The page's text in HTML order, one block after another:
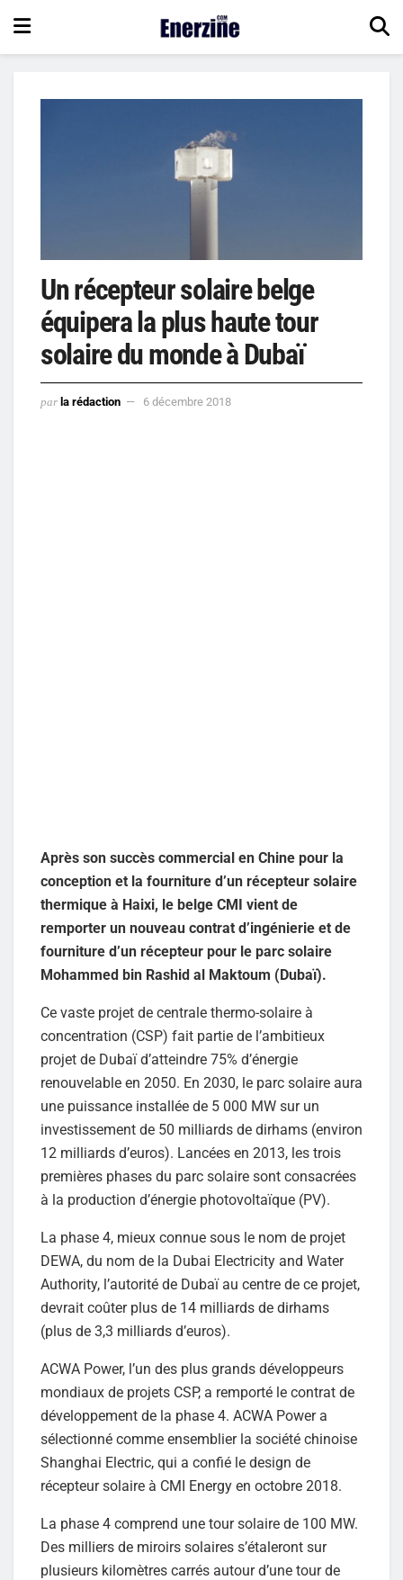
Un récepteur solaire belge
équipera la plus haute tour
solaire du monde à Dubaï
par la rédaction 6 décembre 2018
Après son succès commercial en Chine pour la
conception et la fourniture d’un récepteur solaire
thermique à Haixi, le belge CMI vient de
remporter un nouveau contrat d’ingénierie et de
fourniture d’un récepteur pour le parc solaire
Mohammed bin Rashid al Maktoum (Dubaï).
Ce vaste projet de centrale thermo-solaire à
concentration (CSP) fait partie de l’ambitieux
projet de Dubaï d’atteindre 75% d’énergie
renouvelable en 2050. En 2030, le parc solaire aura
une puissance installée de 5 000 MW sur un
investissement de 50 milliards de dirhams (environ
12 milliards d’euros). Lancées en 2013, les trois
premières phases du parc solaire sont consacrées
à la production d’énergie photovoltaïque (PV).
La phase 4, mieux connue sous le nom de projet
DEWA, du nom de la Dubai Electricity and Water
Authority, l’autorité de Dubaï au centre de ce projet,
devrait coûter plus de 14 milliards de dirhams
(plus de 3,3 milliards d’euros).
ACWA Power, l’un des plus grands développeurs
mondiaux de projets CSP, a remporté le contrat de
développement de la phase 4. ACWA Power a
sélectionné comme ensemblier la société chinoise
Shanghai Electric, qui a confié le design de
récepteur solaire à CMI Energy en octobre 2018.
La phase 4 comprend une tour solaire de 100 MW.
Des milliers de miroirs solaires s’étaleront sur
plusieurs kilomètres carrés autour d’une tour de